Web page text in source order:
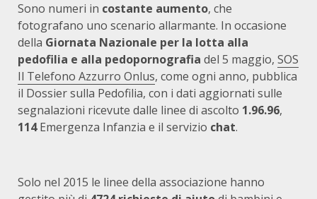
Sono numeri in costante aumento, che
fotografano uno scenario allarmante. In occasione
della Giornata Nazionale per la lotta alla
pedofilia e alla pedopornografia del 5 maggio, SOS
Il Telefono Azzurro Onlus, come ogni anno, pubblica
il Dossier sulla Pedofilia, con i dati aggiornati sulle
segnalazioni ricevute dalle linee di ascolto 1.96.96,
114Emergenza Infanzia e il servizio chat.
Solo nel 2015 le linee della associazione hanno